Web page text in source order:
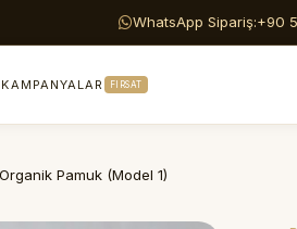
Güvenli Ödeme &
KAMPANYALAR FIRSAT
Pamuk (Model 1)